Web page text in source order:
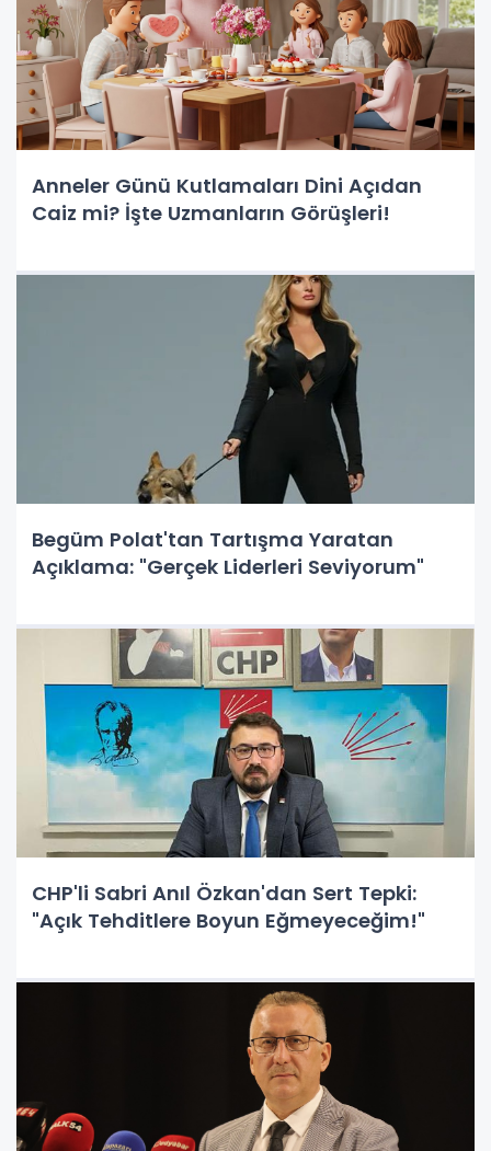
Anneler Günü Kutlamaları Dini Açıdan
Caiz mi? İşte Uzmanların Görüşleri!
Begüm Polat'tan Tartışma Yaratan
Açıklama: "Gerçek Liderleri Seviyorum"
CHP'li Sabri Anıl Özkan'dan Sert Tepki:
"Açık Tehditlere Boyun Eğmeyeceğim!"